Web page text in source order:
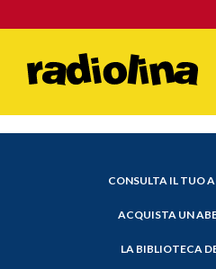
CONSULTA IL TUO
ACQUISTA UN
LA BIBLIOTECA